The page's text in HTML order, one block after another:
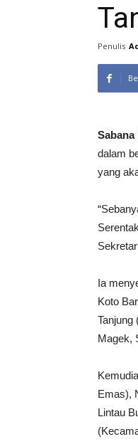
Penulis
Sabana
dalam
yang
Ia
Koto
Tanjung
Magek,
Emas),
Lintau